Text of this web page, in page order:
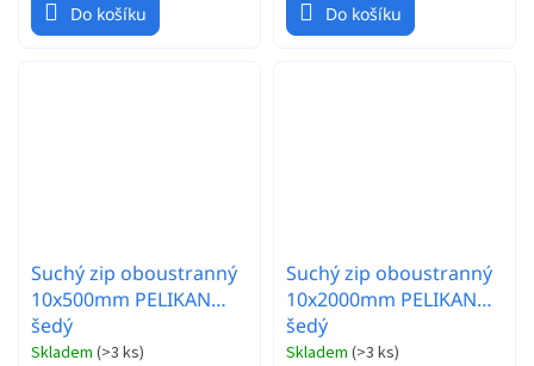
Do košíku Do košíku
Suchý zip oboustranný
10x500mm PELIKAN
šedý
Skladem (>3 ks)
Suchý zip oboustranný
10x2000mm PELIKAN
šedý
Skladem (>3 ks)